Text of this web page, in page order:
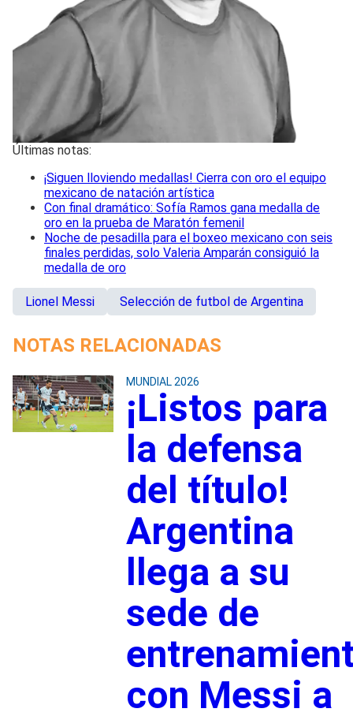
Últimas notas:
¡Siguen lloviendo medallas! Cierra con oro el equipo
mexicano de natación artística
Con final dramático: Sofía Ramos gana medalla de
oro en la prueba de Maratón femenil
Noche de pesadilla para el boxeo mexicano con seis
finales perdidas, solo Valeria Amparán consiguió la
medalla de oro
Lionel Messi Selección de futbol de Argentina
NOTAS RELACIONADAS
MUNDIAL 2026
¡Listos para
la defensa
del título!
Argentina
llega a su
sede de
con Messi a